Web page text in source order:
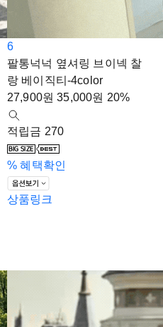
6
팔통넉넉 옆셔링 브이넥 찰
랑 베이직티-4color
27,900원 35,000원 20%
적립금 270
% 혜택확인
상품링크